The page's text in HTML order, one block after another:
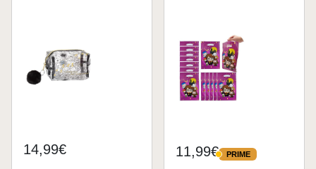
50x25x25 cm,...
14,99€ 11,99€ PRIME
PRIME